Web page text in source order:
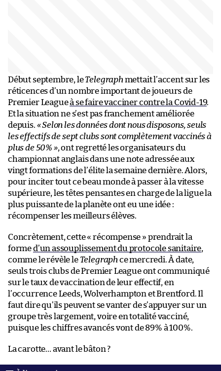
Début septembre, leTelegraphmettait l’accent sur les
réticences d’un nombre important de joueurs de
Premier Leagueà se faire vacciner contre la Covid-19.
Et la situation ne s’est pas franchement améliorée
depuis. « Selon les données dont nous disposons, seuls
les effectifs de sept clubs sont complètement vaccinés à
plus de 50% », ont regretté les organisateurs du
championnat anglais dans une note adressée aux
vingt formations de l’élite la semaine dernière. Alors,
pour inciter tout ce beau monde à passer à la vitesse
supérieure, les têtes pensantes en charge de la ligue la
plus puissante de la planète ont eu une idée :
récompenser les meilleurs élèves.
Concrètement, cette « récompense » prendrait la
formed’un assouplissement du protocole sanitaire,
comme le révèle le Telegraphce mercredi. À date,
seuls trois clubs de Premier League ont communiqué
sur le taux de vaccination de leur effectif, en
l’occurrence Leeds, Wolverhampton et Brentford. Il
faut dire qu’ils peuvent se vanter de s’appuyer sur un
groupe très largement, voire en totalité vacciné,
puisque les chiffres avancés vont de 89% à 100%.
La carotte… avant le bâton ?